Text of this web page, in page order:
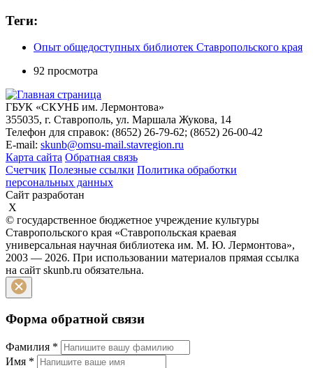
Теги:
Опыт общедоступных библиотек Ставропольского края
92 просмотра
ГБУК «СКУНБ им. Лермонтова»
355035, г. Ставрополь, ул. Маршала Жукова, 14
Телефон для справок: (8652) 26-79-62; (8652) 26-00-42
E-mail: skunb@omsu-mail.stavregion.ru
Карта сайта Обратная связь
Счетчик Полезные ссылки Политика обработки
персональных данных
Сайт разработан
X
© государственное бюджетное учреждение культуры
Ставропольского края «Ставропольская краевая
универсальная научная библиотека им. М. Ю. Лермонтова»,
2003 — 2026. При использовании материалов прямая ссылка
на сайт skunb.ru обязательна.
Форма обратной связи
Фамилия *
Имя *